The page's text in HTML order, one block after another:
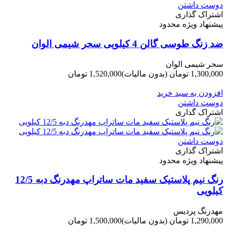
دوست داشتن
اشتراک گذاری
پیشنهاد ویژه محدود
ضد زنگ طوسی گالن 4 کیلویی سحر شیمی الوان
سحر شیمی الوان
1,300,000 تومان
(بدون مالیات)1,520,000 تومان
افزودن به سبد خرید
دوست داشتن
اشتراک گذاری
دوست داشتن
اشتراک گذاری
پیشنهاد ویژه محدود
رنگ نیم پلاستیک سفید مات ساتراپ مهدرنگ دبه 12/5
کیلویی
مهدرنگ پردیس
1,290,000 تومان
(بدون مالیات)1,500,000 تومان